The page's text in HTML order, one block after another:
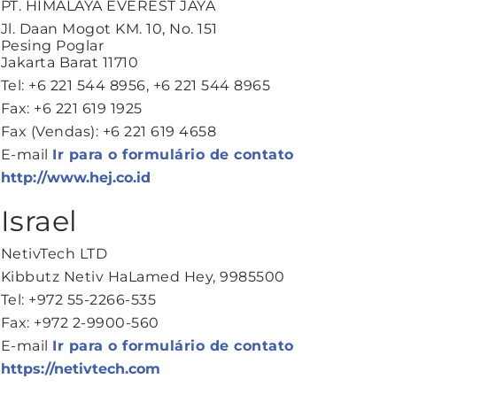
PT. HIMALAYA EVEREST JAYA
Jl. Daan Mogot KM. 10, No. 151
Pesing Poglar
Jakarta Barat 11710
Tel: +6 221 544 8956, +6 221 544 8965
Fax: +6 221 619 1925
Fax (Vendas): +6 221 619 4658
E-mail Ir para o formulário de contato
http://www.hej.co.id
Israel
NetivTech LTD
Kibbutz Netiv HaLamed Hey, 9985500
Tel: +972 55-2266-535
Fax: +972 2-9900-560
E-mail Ir para o formulário de contato
https://netivtech.com